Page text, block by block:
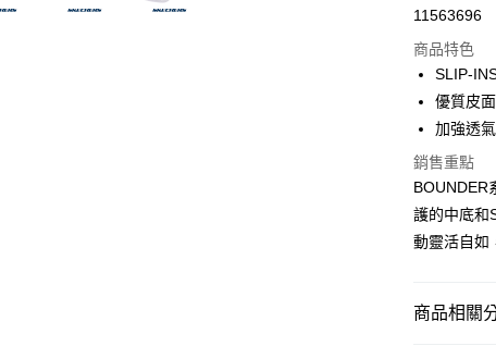
大哥付你分
相關說明
1.本服務由
2.付款方式
流程，驗證
完成交易。
3.實際核准
4.訂單成立
消。如遇「
1.分期款項
ATM付款
宅配
11563696
商品特色
SLIP-
優質皮
加強透
銷售重點
BOUNDER
護的中底和
動靈活自如
商品相關